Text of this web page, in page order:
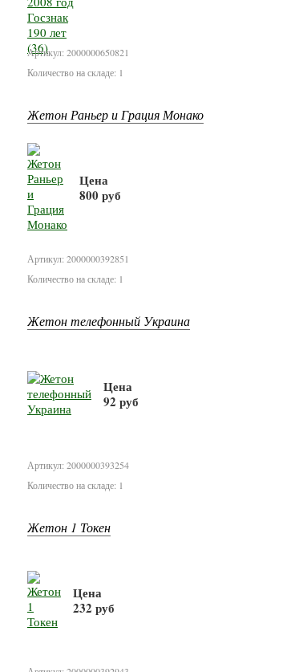
Артикул: 2000000650821
Количество на складе: 1
Жетон Раньер и Грация Монако
Цена
800 руб
Артикул: 2000000392851
Количество на складе: 1
Жетон телефонный Украина
Цена
92 руб
Артикул: 2000000393254
Количество на складе: 1
Жетон 1 Токен
Цена
232 руб